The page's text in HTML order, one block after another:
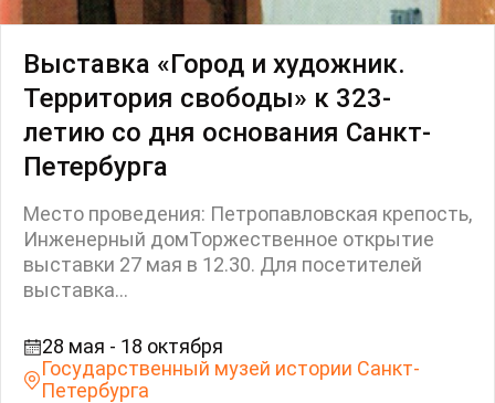
Выставка «Город и художник.
Территория свободы» к 323-
летию со дня основания Санкт-
Петербурга
Место проведения: Петропавловская крепость,
Инженерный домТоржественное открытие
выставки 27 мая в 12.30. Для посетителей
выставка...
28 мая - 18 октября
Государственный музей истории Санкт-
Петербурга